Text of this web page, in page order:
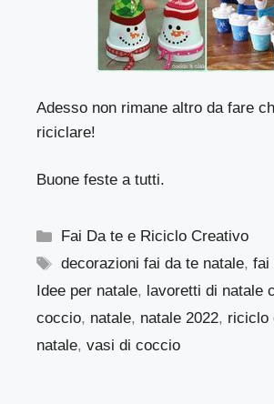
Adesso non rimane altro da fare
riciclare!
Buone feste a tutti.
Categorie
Fai Da te e Riciclo Creativo
Tag
decorazioni fai da te natale,fai
Idee per natale, lavoretti di natale
coccio, natale, natale 2022, riciclo
natale, vasi di coccio